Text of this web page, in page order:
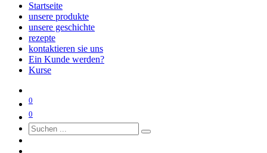
Startseite
unsere produkte
unsere geschichte
rezepte
kontaktieren sie uns
Ein Kunde werden?
Kurse
0
0